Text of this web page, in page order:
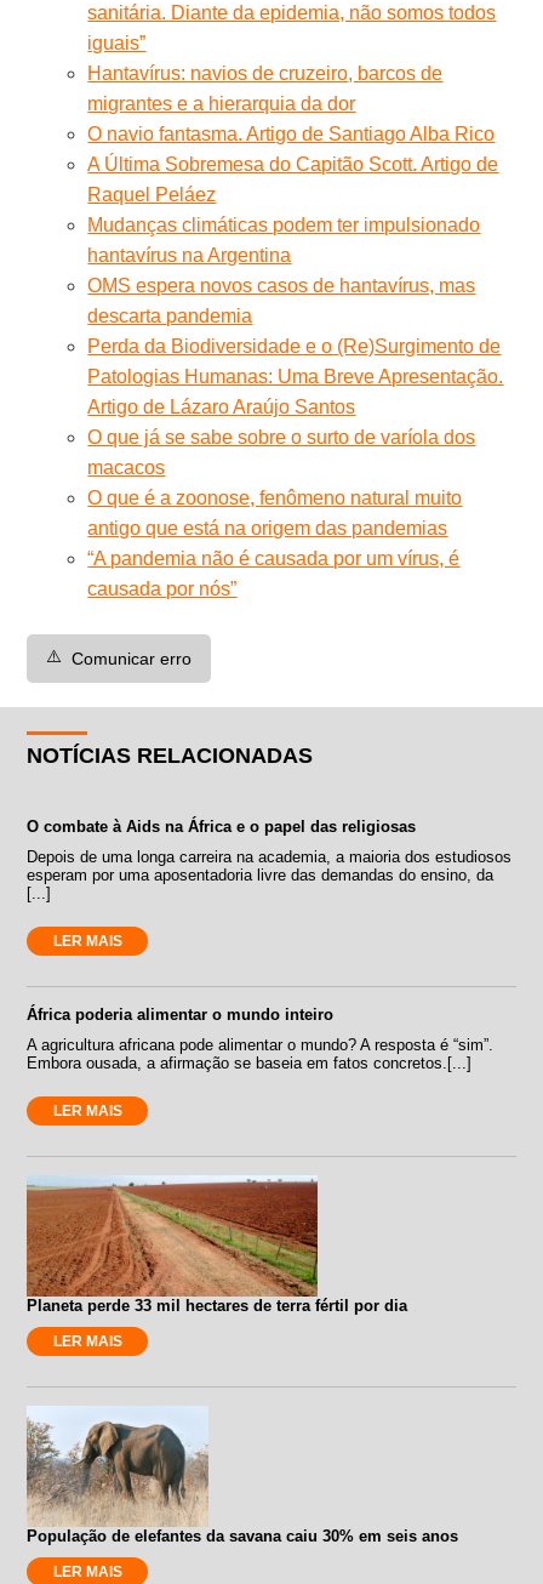
sanitária. Diante da epidemia, não somos todos
iguais”
Hantavírus: navios de cruzeiro, barcos de
migrantes e a hierarquia da dor
O navio fantasma. Artigo de Santiago Alba Rico
A Última Sobremesa do Capitão Scott. Artigo de
Raquel Peláez
Mudanças climáticas podem ter impulsionado
hantavírus na Argentina
OMS espera novos casos de hantavírus, mas
descarta pandemia
Perda da Biodiversidade e o (Re)Surgimento de
Patologias Humanas: Uma Breve Apresentação.
Artigo de Lázaro Araújo Santos
O que já se sabe sobre o surto de varíola dos
macacos
O que é a zoonose, fenômeno natural muito
antigo que está na origem das pandemias
“A pandemia não é causada por um vírus, é
causada por nós”
⚠️ Comunicar erro
NOTÍCIAS RELACIONADAS
O combate à Aids na África e o papel das religiosas
Depois de uma longa carreira na academia, a maioria dos estudiosos
esperam por uma aposentadoria livre das demandas do ensino, da
[...]
LER MAIS
África poderia alimentar o mundo inteiro
A agricultura africana pode alimentar o mundo? A resposta é “sim”.
Embora ousada, a afirmação se baseia em fatos concretos.[...]
LER MAIS
Planeta perde 33 mil hectares de terra fértil por dia
LER MAIS
População de elefantes da savana caiu 30% em seis anos
LER MAIS